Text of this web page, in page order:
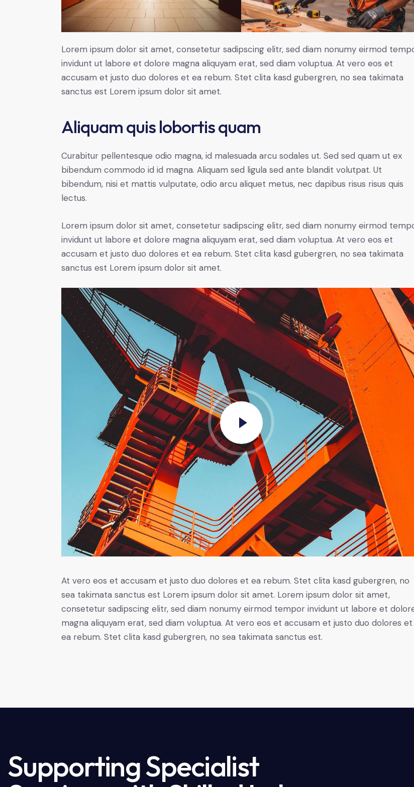
Lorem ipsum dolor sit amet, consetetur sadipscing elitr, sed diam nonumy eirmod
invidunt ut labore et dolore magna aliquyam erat, sed diam voluptua. At vero eos et
accusam et justo duo dolores et ea rebum. Stet clita kasd gubergren, no sea takimata
sanctus est Lorem ipsum dolor sit amet.
Aliquam quis lobortis quam
Curabitur pellentesque odio magna, id malesuada arcu sodales ut. Sed sed quam ut ex
bibendum commodo id id magna. Aliquam sed ligula sed ante blandit volutpat. Ut
bibendum, nisi et mattis vulputate, odio arcu aliquet metus, nec dapibus risus risus quis
lectus.
Lorem ipsum dolor sit amet, consetetur sadipscing elitr, sed diam nonumy eirmod
invidunt ut labore et dolore magna aliquyam erat, sed diam voluptua. At vero eos et
accusam et justo duo dolores et ea rebum. Stet clita kasd gubergren, no sea takimata
sanctus est Lorem ipsum dolor sit amet.
At vero eos et accusam et justo duo dolores et ea rebum. Stet clita kasd gubergren, no
sea takimata sanctus est Lorem ipsum dolor sit amet. Lorem ipsum dolor sit amet,
consetetur sadipscing elitr, sed diam nonumy eirmod tempor invidunt ut labore et
magna aliquyam erat, sed diam voluptua. At vero eos et accusam et justo duo dolores et
ea rebum. Stet clita kasd gubergren, no sea takimata sanctus est.
Supporting Specialist